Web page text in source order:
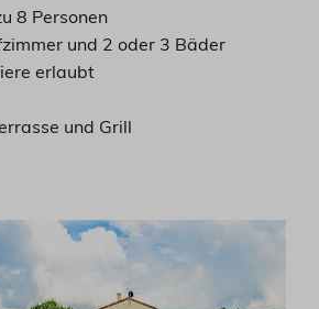
8 Personen
und 2 oder 3 Bäder
erlaubt
und Grill